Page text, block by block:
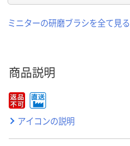
ミニターの研磨ブラシを全て見る
商品説明
アイコンの説明